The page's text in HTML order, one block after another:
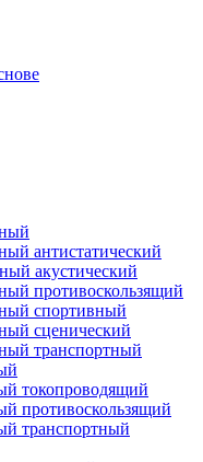
антистатический
акустический
противоскользящий
спортивный
сценический
транспортный
токопроводящий
противоскользящий
транспортный